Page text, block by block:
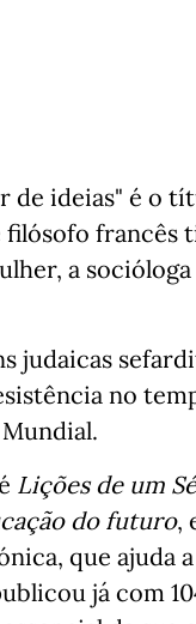
de ideias" é o
francês
a
judaicas
no
Lições de um
do futuro,
que ajuda
já com